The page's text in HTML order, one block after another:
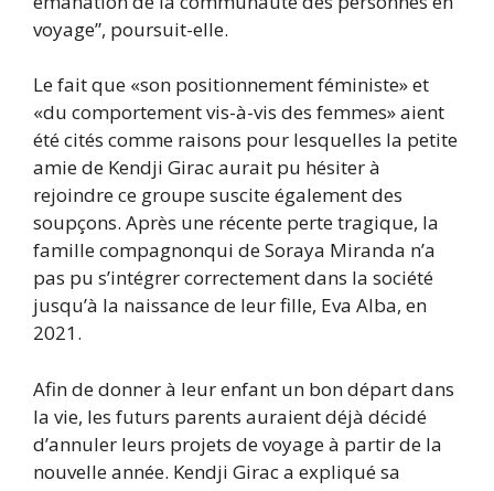
voyage”, poursuit-elle.
Le fait que «son positionnement féministe» et
«du comportement vis-à-vis des femmes» aient
été cités comme raisons pour lesquelles la petite
amie de Kendji Girac aurait pu hésiter à
rejoindre ce groupe suscite également des
soupçons. Après une récente perte tragique, la
famille compagnonqui de Soraya Miranda n’a
pas pu s’intégrer correctement dans la société
jusqu’à la naissance de leur fille, Eva Alba, en
2021.
Afin de donner à leur enfant un bon départ dans
la vie, les futurs parents auraient déjà décidé
d’annuler leurs projets de voyage à partir de la
nouvelle année. Kendji Girac a expliqué sa